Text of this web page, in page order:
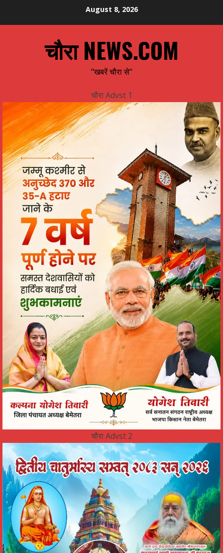
August 8, 2026
चौरा NEWS.COM
"खबरें चौरा से"
चौरा Advst 1
चौरा Advst 2